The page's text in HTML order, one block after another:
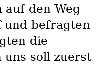
auf den Weg
und befragten
die
uns soll zuerst